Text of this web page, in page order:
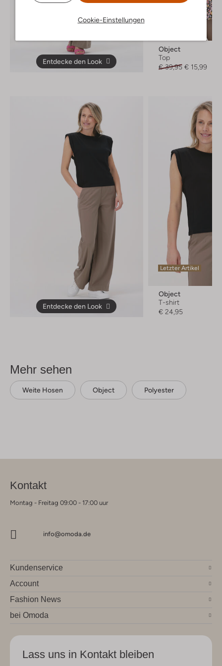
Cookie-Einstellungen
Entdecke den Look
Object
Top
€ 39,95 € 15,99
Entdecke den Look
Letzter Artikel
Object
T-shirt
€ 24,95
Mehr sehen
Weite Hosen Object Polyester
Kontakt
Montag - Freitag 09:00 - 17:00 uur
info@omoda.de
Kundenservice
Account
Fashion News
bei Omoda
Lass uns in Kontakt bleiben